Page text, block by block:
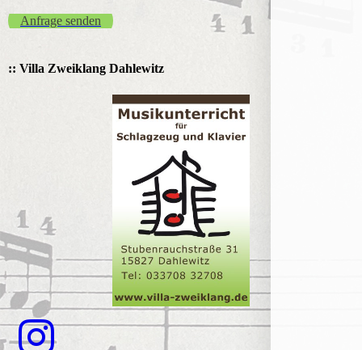
Anfrage senden
:: Villa Zweiklang Dahlewitz